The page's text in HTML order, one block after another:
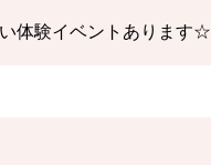
体験イベントあります☆